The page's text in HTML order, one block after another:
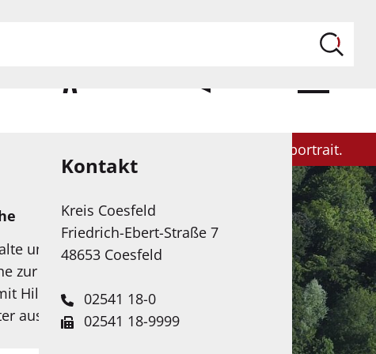
Kreisportrait
unserer Web-Seite in
zur Verfügung. Das
Hilfe Künstlicher
ausgebaut.
Kontakt
Kreis Coesfeld
Friedrich-Ebert-Straße 7
48653 Coesfeld
02541 18-0
02541 18-9999